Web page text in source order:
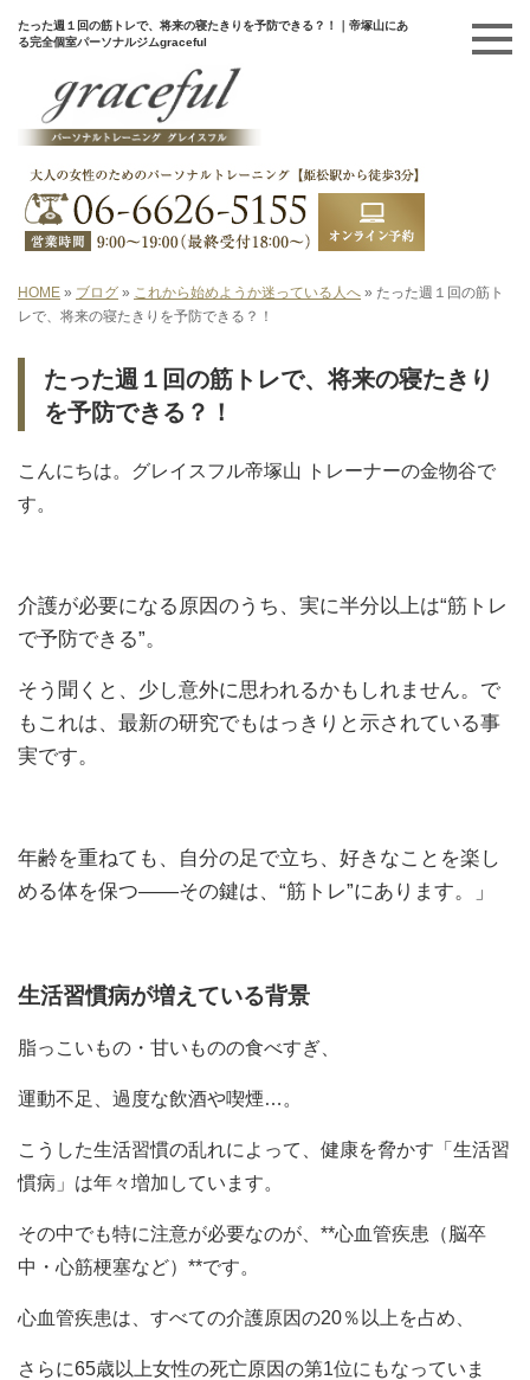
たった週１回の筋トレで、将来の寝たきりを予防できる？！｜帝塚山にあ
る完全個室パーソナルジムgraceful
HOME » ブログ » これから始めようか迷っている人へ » たった週１回の筋ト
レで、将来の寝たきりを予防できる？！
たった週１回の筋トレで、将来の寝たきり
を予防できる？！
こんにちは。 グレイスフル帝塚山 トレーナーの金物谷で
す。
介護が必要になる原因のうち、実に半分以上は“筋トレ
で予防できる”。
そう聞くと、少し意外に思われるかもしれません。で
もこれは、最新の研究でもはっきりと示されている事
実です。
年齢を重ねても、自分の足で立ち、好きなことを楽し
める体を保つ――その鍵は、“筋トレ”にあります。」
生活習慣病が増えている背景
脂っこいもの・甘いものの食べすぎ、
運動不足、過度な飲酒や喫煙…。
こうした生活習慣の乱れによって、健康を脅かす「生活習
慣病」は年々増加しています。
その中でも特に注意が必要なのが、**心血管疾患（脳卒
中・心筋梗塞など）**です。
心血管疾患は、すべての介護原因の20％以上を占め、
さらに65歳以上女性の死亡原因の第1位にもなっていま